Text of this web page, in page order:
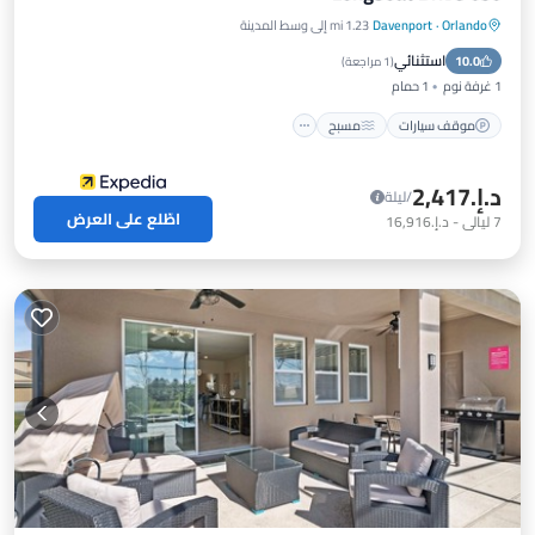
Orlando
·
Davenport1.23 mi إلى وسط المدينة
10.0 استثنائي(1 مراجعة )
1 غرفة نوم
1 حمام
موقف سيارات
مسبح
موقف سيارات مسبح
مكيف هواء
د.إ.‏2,417
/ليلة
7ليالي- د.إ.‏16,916 اطّلع على العرض